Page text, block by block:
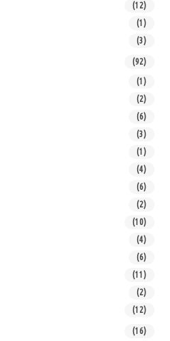
(12)
(1)
(3)
(92)
(1)
(2)
(6)
(3)
(1)
(4)
(6)
(2)
(10)
(4)
(6)
(11)
(2)
(12)
(16)